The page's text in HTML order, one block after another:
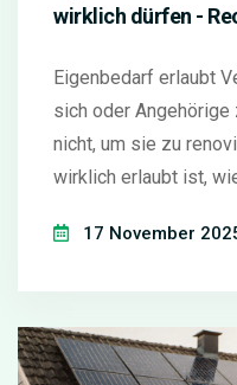
wirklich dürfen -
Eigenbedarf erlaubt
sich oder
nicht, um sie zu
wirklich erlaubt ist,
liegen.17 November